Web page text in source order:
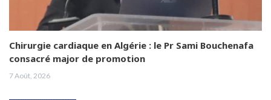
Chirurgie cardiaque en Algérie : le Pr Sami Bouchenafa
consacré major de promotion
7 Août, 2026